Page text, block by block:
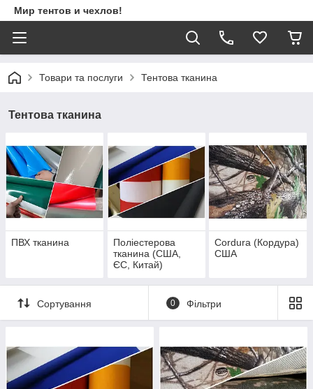
Мир тентов и чехлов!
Товари та послуги Тентова тканина
Тентова тканина
ПВХ тканина
Поліестерова
тканина (США,
ЄС, Китай)
Cordura (Кордура)
США
Сортування 0 Фільтри